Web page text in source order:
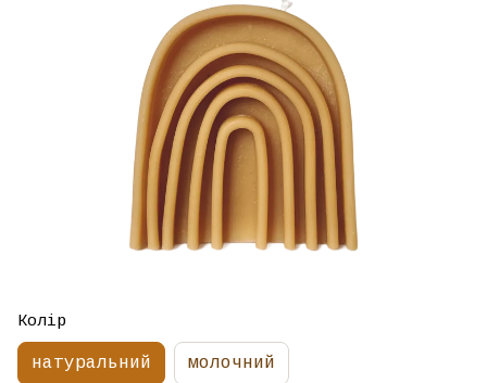
Колір
натуральний молочний